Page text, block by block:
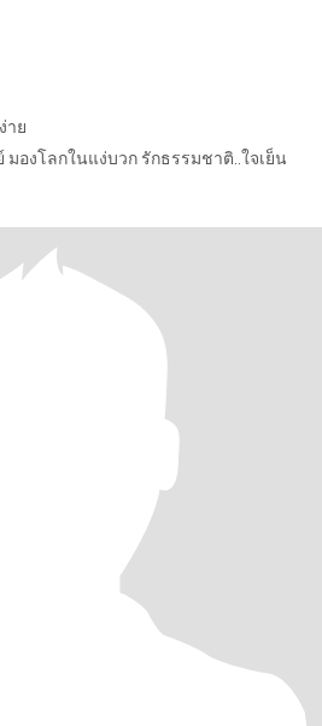
าย
ารมณ์ดี ซื่อสัตย์ มองโลกในแง่บวก รักธรรมชาติ..ใจเย็น